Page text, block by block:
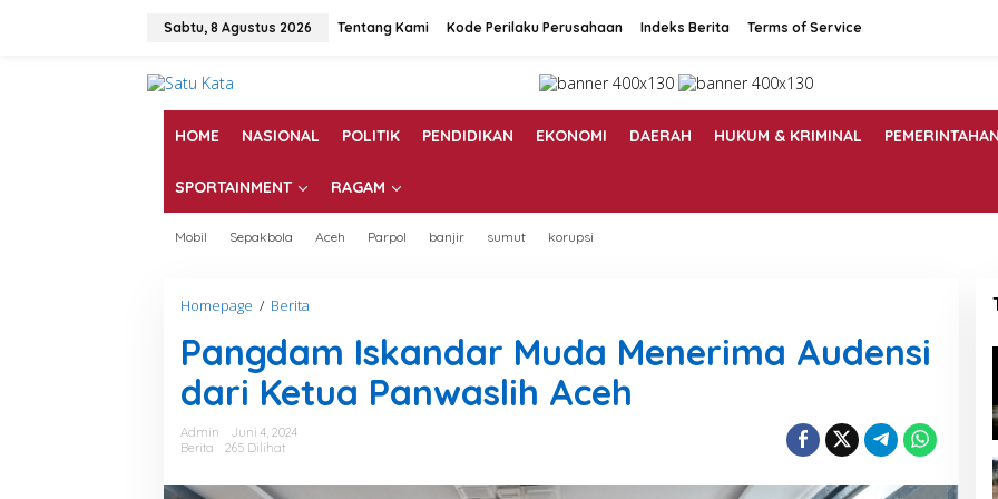
Sabtu, 8 Agustus 2026 Tentang Kami Kode Perilaku Perusahaan Indeks Berita Terms of Service
HOME NASIONAL POLITIK PENDIDIKAN EKONOMI DAERAH HUKUM & KRIMINAL PEMERINTAHAN
SPORTAINMENT RAGAM
Mobil Sepakbola Aceh Parpol banjir sumut korupsi
Homepage / Berita
n
g
d
a
k
Pangdam Iskandar Muda Menerima Audensi
dari Ketua Panwaslih Aceh
Admin
Juni 4, 2024
Berita
265 Dilihat